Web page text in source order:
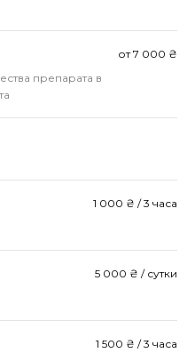
от 7 000 ₴
препарата в
1 000 ₴ / 3 часа
5 000 ₴ / сутки
1 500 ₴ / 3 часа